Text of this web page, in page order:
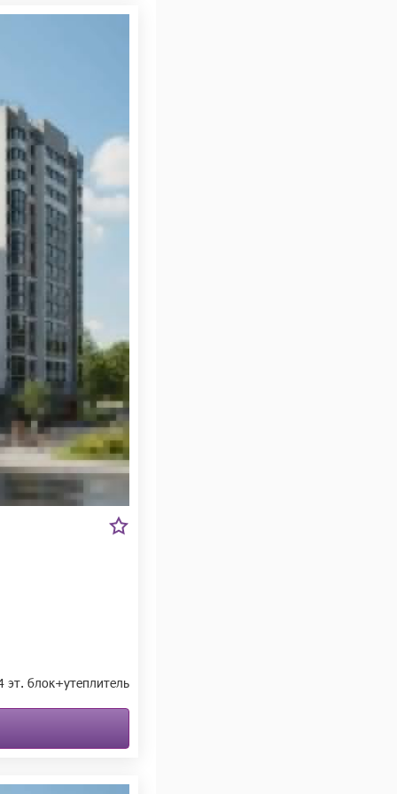
эт. блок+утеплитель